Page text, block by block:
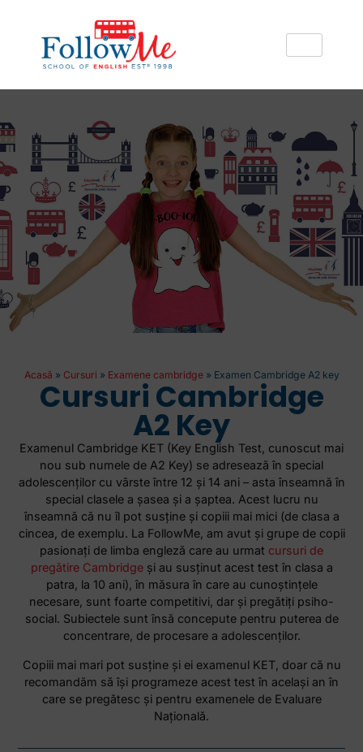
Acasă » Cursuri » Examene cambridge» Examen Cambridge A2 key
Cursuri Cambridge
A2 Key
Examenul Cambridge KET (Key English Test, cunoscut mai
nou sub numele de A2 Key) se adresează în special
adolescenţilor cu vârste între 12 şi 14 ani – asta înseamnă în
special clasele a şasea şi a şaptea. Acest lucru nu
înseamnă că nu îl pot susţine şi copiii mai mici (de clasa a
cincea, de exemplu. La FollowMe, am avut şi grupe de copii
pasionaţi de limba engleză care au urmat cursuri de
pregătire Cambridgeși au susţinut acest test în clasa a
patra, la 10 ani), în măsura în care au cunoștințele
necesare, sunt foarte competitivi, dar şi pregătiţi psiho-
social. Subiectele sunt însă concepute pentru puterea de
concentrare, de procesare a adolescenţilor.
Copiii mai mari pot susţine şi ei examenul KET, doar că nu
recomandăm să îşi programeze acest test în acelaşi an în
care se pregătesc şi pentru examenele de Evaluare
Naţională.